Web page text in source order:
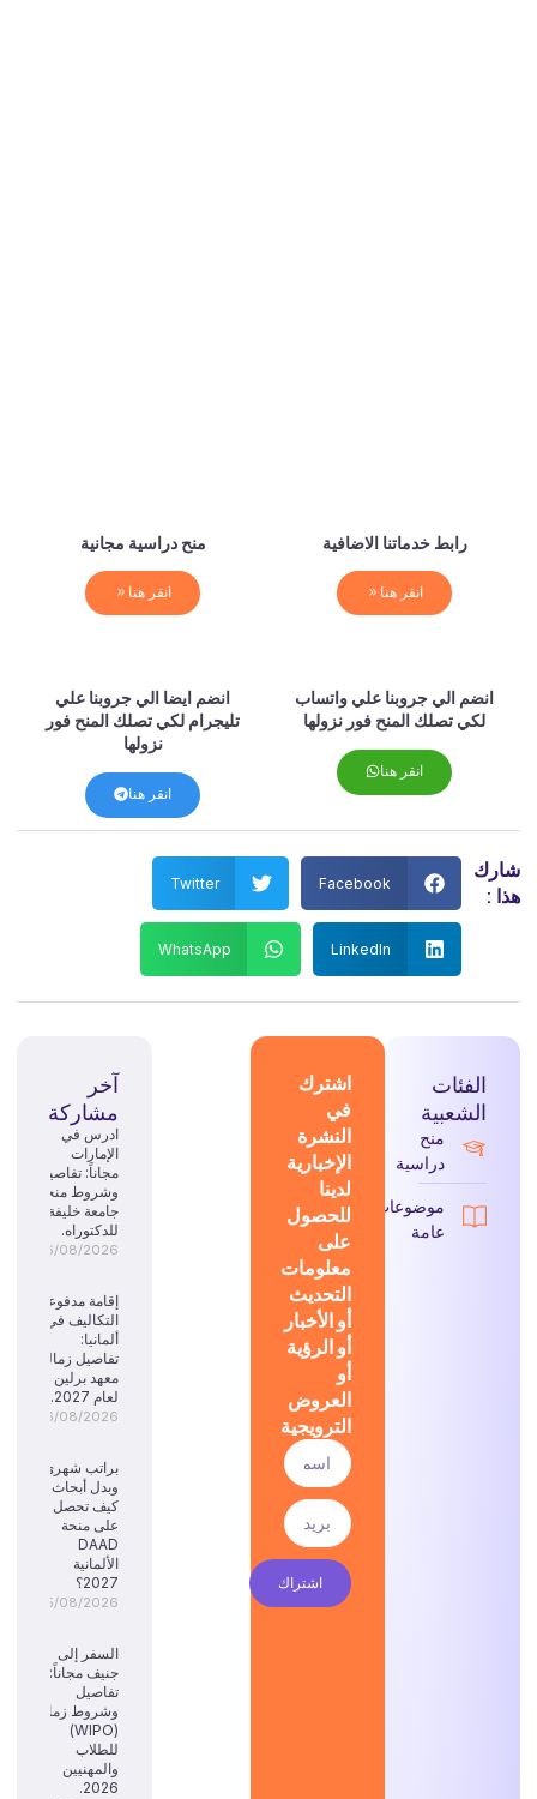
رابط خدماتنا الاضافية
انقر هنا
منح دراسية مجانية
انقر هنا
انضم الي جروبنا علي واتساب
لكي تصلك المنح فور نزولها
انقر هنا
انضم ايضا الي جروبنا علي
تليجرام لكي تصلك المنح فور
نزولها
انقر هنا
:
Facebook
Twitter
LinkedIn
WhatsApp
الفئات
الشعبية
منح
دراسية
موضوعات
عامة
اشترك
النشرة
الإخبارية
للحصول
على
معلومات
التحديث
أو الأخبار
أو الرؤية
العروض
الترويجية
اشتراك
آخر
مشاركة
ادرس في
الإمارات
مجاناً: تفاصيل
وشروط منحة
جامعة خليفة
للدكتوراه.
06/08/2026
إقامة مدفوعة
التكاليف في
ألمانيا:
تفاصيل زمالة
معهد برلين
06/08/2026
براتب شهري
وبدل أبحاث:
كيف تحصل
على منحة
DAAD
الألمانية
2027؟
05/08/2026
السفر إلى
جنيف مجاناً:
تفاصيل
وشروط زمالة
(WIPO)
للطلاب
والمهنيين
2026.